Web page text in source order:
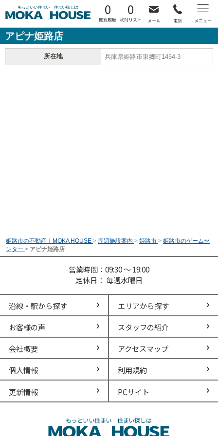
0 0
アピナ姫路店
所在地 兵庫県姫路市東郷町1454-3
姫路市の不動産｜MOKA HOUSE > 周辺施設案内 > 姫路市 > 姫路市のゲームセ
ンター > アピナ姫路店
営業時間：09:30 ～ 19:00
定休日： 毎週水曜日
沿線・駅から探す エリアから探す
お客様の声 スタッフの紹介
会社概要 アクセスマップ
個人情報 利用規約
更新情報 PCサイト